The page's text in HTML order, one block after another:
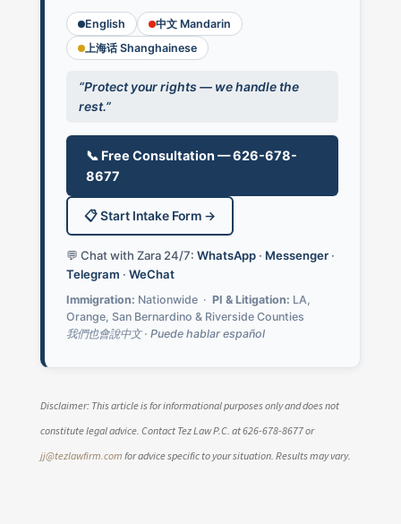
English
中文 Mandarin
上海话 Shanghainese
“Protect your rights — we handle the
rest.”
📞 Free Consultation — 626-678-
8677
📋 Start Intake Form →
💬 Chat with Zara 24/7: WhatsApp· Messenger·
Telegram · WeChat
Immigration: Nationwide · PI & Litigation: LA,
Orange, San Bernardino & Riverside Counties
我們也會說中文 · Puede hablar español
Disclaimer: This article is for informational purposes only and does not
constitute legal advice. Contact Tez Law P.C. at 626-678-8677 or
jj@tezlawfirm.com for advice specific to your situation. Results may vary.